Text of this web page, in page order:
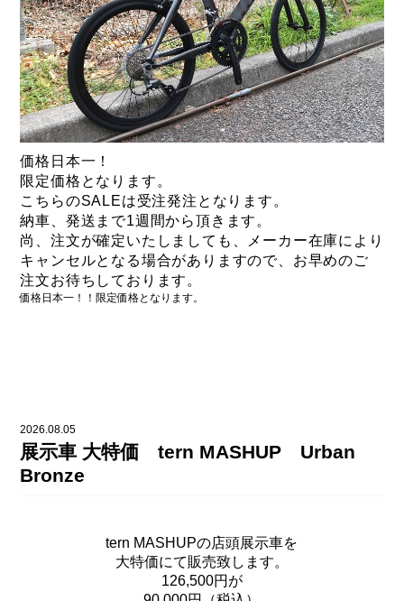
価格日本一！
限定価格となります。
こちらのSALEは受注発注となります。
納車、発送まで1週間から頂きます。
尚、注文が確定いたしましても、
メーカー在庫により
キャンセルとなる場合がありますので、 お早めのご
注文お待ちしております。
価格日本一！！限定価格となります。
2026.08.05
展示車 大特価 tern MASHUP Urban
Bronze
tern MASHUPの店頭展示車を
大特価にて販売致します。
126,500円が